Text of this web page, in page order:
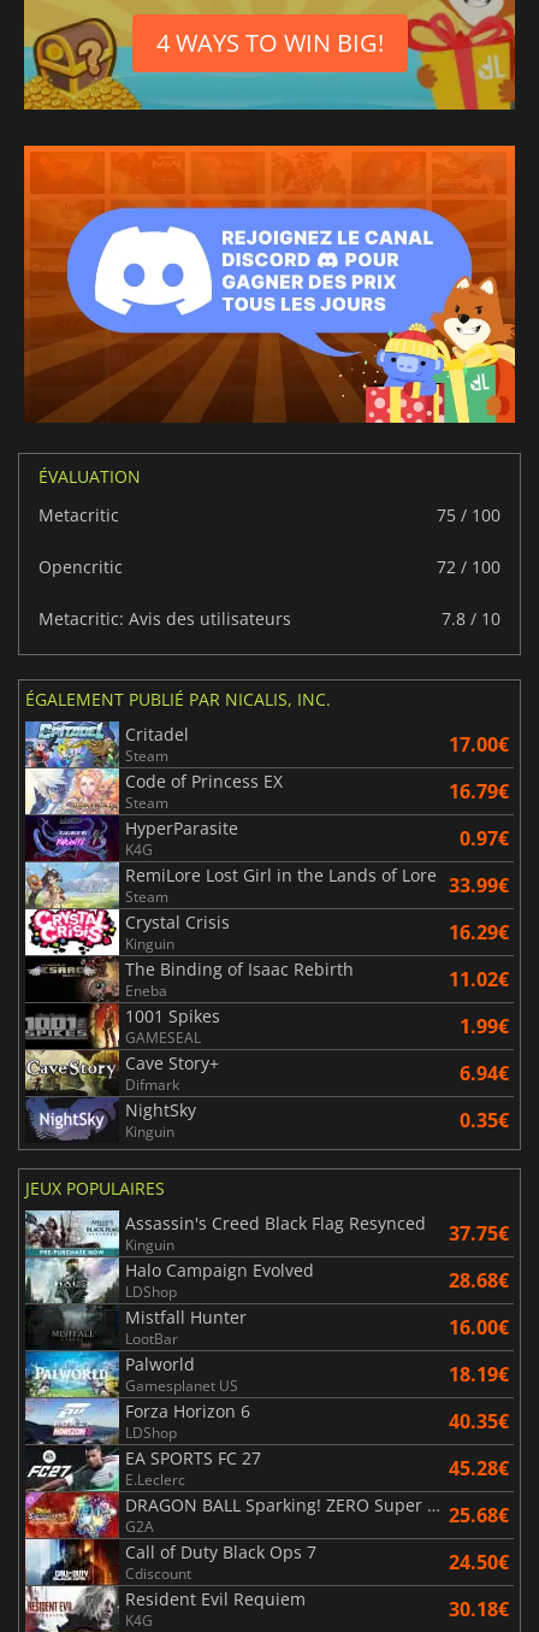
4 WAYS TO WIN BIG!
ÉVALUATION
Metacritic
75 / 100
Opencritic 72 / 100
Metacritic: Avis des utilisateurs 7.8 / 10
ÉGALEMENT PUBLIÉ PAR NICALIS, INC.
Critadel
Steam 17.00€
Code of Princess EX
Steam 16.79€
HyperParasite
K4G 0.97€
RemiLore Lost Girl in the Lands of Lore
Steam 33.99€
Crystal Crisis
Kinguin 16.29€
The Binding of Isaac Rebirth
Eneba 11.02€
1001 Spikes
GAMESEAL 1.99€
Cave Story+
Difmark 6.94€
NightSky
Kinguin 0.35€
JEUX POPULAIRES
Assassin's Creed Black Flag Resynced
Kinguin 37.75€
Halo Campaign Evolved
LDShop 28.68€
Mistfall Hunter
LootBar 16.00€
Palworld
Gamesplanet US 18.19€
Forza Horizon 6
LDShop 40.35€
EA SPORTS FC 27
E.Leclerc 45.28€
DRAGON BALL Sparking! ZERO Super Limit Breaking NEO
G2A 25.68€
Call of Duty Black Ops 7
Cdiscount 24.50€
Resident Evil Requiem
K4G 30.18€